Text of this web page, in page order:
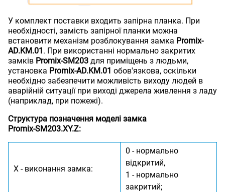
У комплект поставки входить запірна планка. При
необхідності, замість запірної планки можна
встановити механізм розблокування замка Promix-
AD.KM.01. При використанні нормально закритих
замків Promix-SM203 для приміщень з людьми,
установка Promix-AD.KM.01 обов'язкова, оскільки
необхідно забезпечити можливість виходу людей в
аварійній ситуації при виході джерела живлення з ладу
(наприклад, при пожежі).
Структура позначення моделі замка
Promix-SM203.XY.Z:
X - виконання замка:
0 - нормально
відкритий,
1 - нормально
закритий;